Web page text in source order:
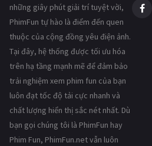
những giây phút giải trí tuyệt vời,
PhimFun tự hào là điểm đến quen
thuộc của cộng đồng yêu điện ảnh.
Tại đây, hệ thống được tối ưu hóa
trên hạ tầng mạnh mẽ để đảm bảo
trải nghiệm xem phim fun của bạn
luôn đạt tốc độ tải cực nhanh và
chất lượng hiển thị sắc nét nhất. Dù
bạn gọi chúng tôi là PhimFun hay
Phim Fun, PhimFun.net vẫn luôn